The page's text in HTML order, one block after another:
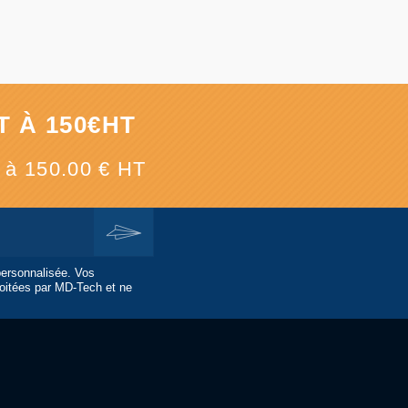
À 150€HT
150.00 € HT
Vos
par MD-Tech et ne